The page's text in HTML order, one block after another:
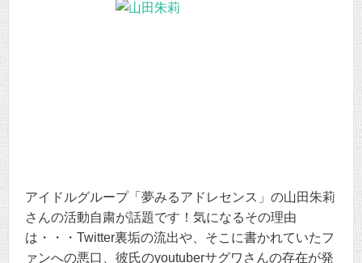
アイドルグループ「夢みるアドレセンス」の山田朱莉
さんの活動自粛が話題です！気になるその理由
は・・・Twitter裏垢の流出や、そこに書かれていたフ
ァンへの悪口、彼氏のyoutuberサグワさんの存在が発